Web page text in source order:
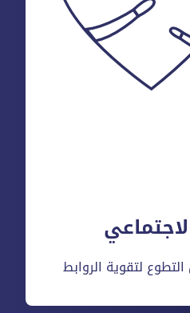
لتقوية الروابط